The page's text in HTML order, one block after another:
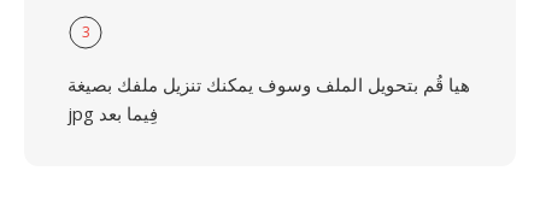
3
هيا قُم بتحويل الملف وسوف يمكنك تنزيل ملفك بصيغة
jpg فِيما بعد